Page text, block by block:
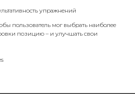
упражнений
пользователь мог выбрать наиболее
позицию – и улучшать свои